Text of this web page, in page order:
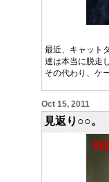
最近、キャット
達は本当に脱走
その代わり、ケ
Oct 15, 2011
見返り○○。